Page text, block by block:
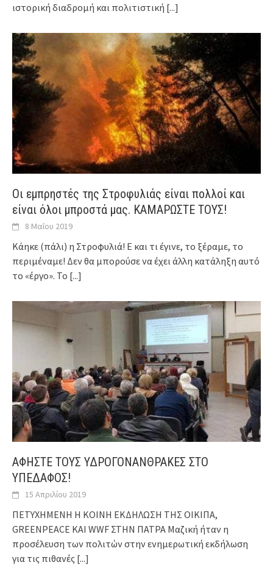
ιστορική διαδρομή και πολιτιστική [...]
Οι εμπρηστές της Στροφυλιάς είναι πολλοί και
είναι όλοι μπροστά μας. ΚΑΜΑΡΩΣΤΕ ΤΟΥΣ!
8 Μαΐου 2019
Κάηκε (πάλι) η Στροφυλιά! Ε και τι έγινε, το ξέραμε, το
περιμέναμε! Δεν θα μπορούσε να έχει άλλη κατάληξη αυτό
το «έργο». Το [...]
ΑΦΗΣΤΕ ΤΟΥΣ ΥΔΡΟΓΟΝΑΝΘΡΑΚΕΣ ΣΤΟ
ΥΠΕΔΑΦΟΣ!
15 Απριλίου 2019
ΠΕΤΥΧΗΜΕΝΗ Η ΚΟΙΝΗ ΕΚΔΗΛΩΣΗ ΤΗΣ ΟΙΚΙΠΑ,
GREENPEACE ΚΑΙ WWF ΣΤΗΝ ΠΑΤΡΑ Μαζική ήταν η
προσέλευση των πολιτών στην ενημερωτική εκδήλωση
για τις πιθανές [...]